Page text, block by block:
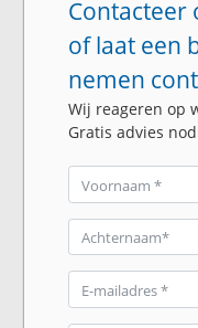
Contacteer
of laat een
nemen
Wij reageren op
Gratis advies